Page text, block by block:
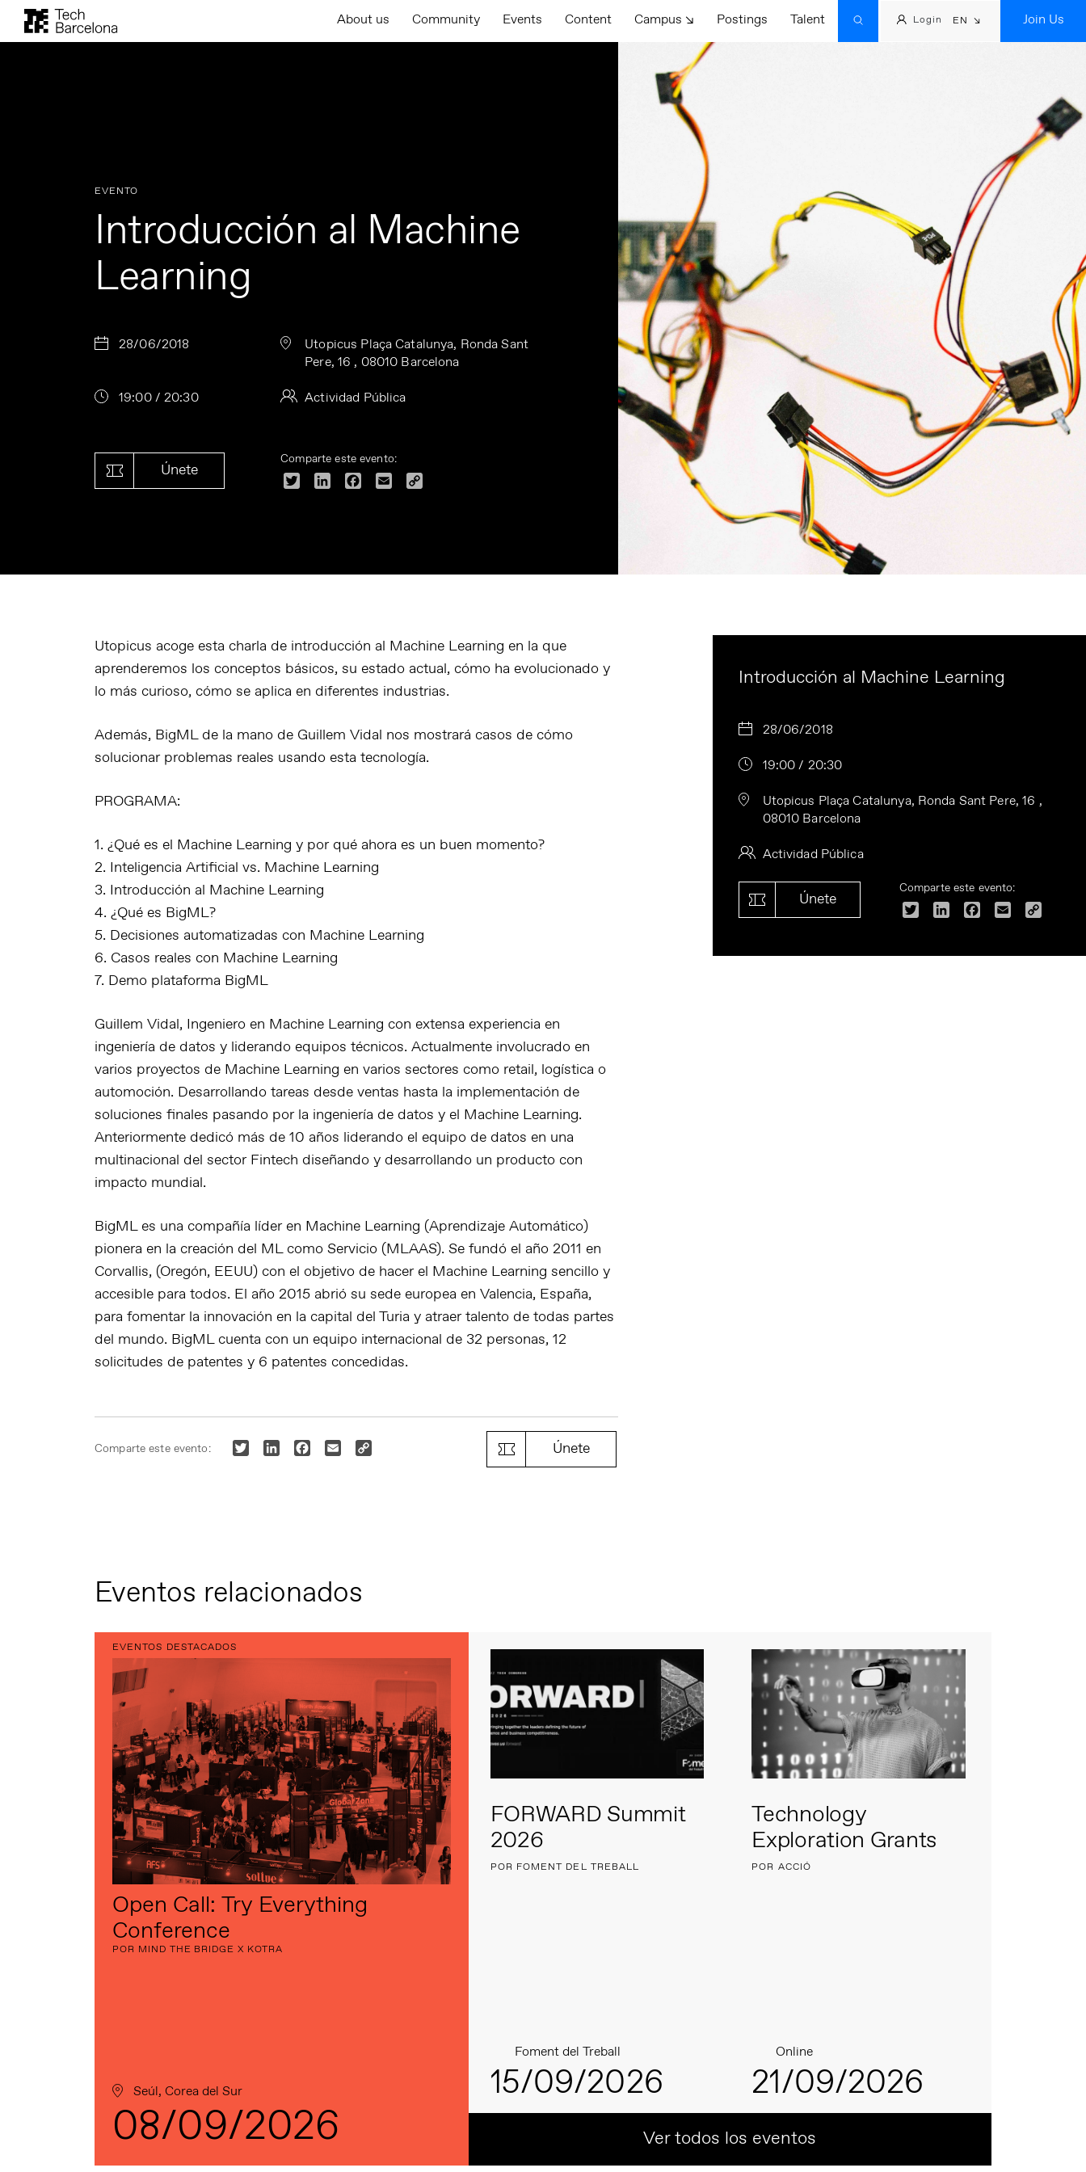
About us Community Events Content Campus ↘ Postings Talent Login EN Join Us
EVENTO
Introducción al Machine
Learning
28/06/2018
Utopicus Plaça Catalunya, Ronda Sant
Pere, 16 , 08010 Barcelona
19:00 / 20:30 Actividad Pública
Únete
Comparte este evento:
Twitter LinkedInFacebook
Email
Utopicus acoge esta charla de introducción al Machine Learning en la que
aprenderemos los conceptos básicos, su estado actual, cómo ha evolucionado y
lo más curioso, cómo se aplica en diferentes industrias.
Además, BigML de la mano de Guillem Vidal nos mostrará casos de cómo
solucionar problemas reales usando esta tecnología.
PROGRAMA:
1. ¿Qué es el Machine Learning y por qué ahora es un buen momento?
2. Inteligencia Artificial vs. Machine Learning
3. Introducción al Machine Learning
4. ¿Qué es BigML?
5. Decisiones automatizadas con Machine Learning
6. Casos reales con Machine Learning
7. Demo plataforma BigML
Guillem Vidal, Ingeniero en Machine Learning con extensa experiencia en
ingeniería de datos y liderando equipos técnicos. Actualmente involucrado en
varios proyectos de Machine Learning en varios sectores como retail, logística o
automoción. Desarrollando tareas desde ventas hasta la implementación de
soluciones finales pasando por la ingeniería de datos y el Machine Learning.
Anteriormente dedicó más de 10 años liderando el equipo de datos en una
multinacional del sector Fintech diseñando y desarrollando un producto con
impacto mundial.
BigML es una compañía líder en Machine Learning (Aprendizaje Automático)
pionera en la creación del ML como Servicio (MLAAS). Se fundó el año 2011 en
Corvallis, (Oregón, EEUU) con el objetivo de hacer el Machine Learning sencillo y
accesible para todos. El año 2015 abrió su sede europea en Valencia, España,
para fomentar la innovación en la capital del Turia y atraer talento de todas partes
del mundo. BigML cuenta con un equipo internacional de 32 personas, 12
solicitudes de patentes y 6 patentes concedidas.
Introducción al Machine Learning
28/06/2018
19:00 / 20:30
Utopicus Plaça Catalunya, Ronda Sant Pere, 16 ,
08010 Barcelona
Actividad Pública
Únete
Comparte este evento:
Twitter LinkedInFacebook
Email
Comparte este evento: TwitterLinkedInFacebook
EmailCopy
Únete
Eventos relacionados
EVENTOS DESTACADOS
Open Call: Try Everything
Conference
POR MIND THE BRIDGE X KOTRA
Seúl, Corea del Sur
08/09/2026
FORWARD Summit
2026
POR FOMENT DEL TREBALL
Foment del Treball
15/09/2026
Technology
Exploration Grants
POR ACCIÓ
Online
21/09/2026
Ver todos los eventos